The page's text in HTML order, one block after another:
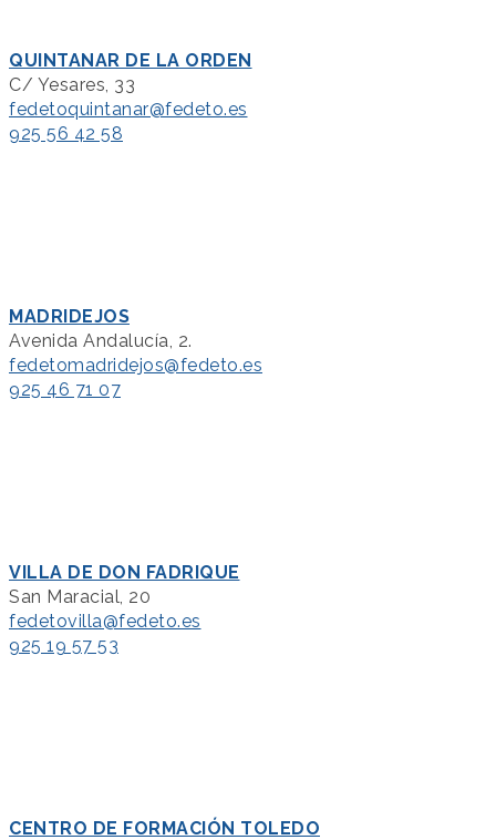
QUINTANAR DE LA ORDEN
C/ Yesares, 33
fedetoquintanar@fedeto.es
925 56 42 58
MADRIDEJOS
Avenida Andalucía, 2.
fedetomadridejos@fedeto.es
925 46 71 07
VILLA DE DON FADRIQUE
San Maracial, 20
fedetovilla@fedeto.es
925 19 57 53
CENTRO DE FORMACIÓN TOLEDO